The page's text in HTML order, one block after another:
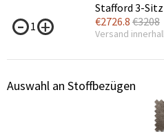
1
Stafford 3-
€2726.8 €3208
Versand
Auswahl an Stoffbezügen